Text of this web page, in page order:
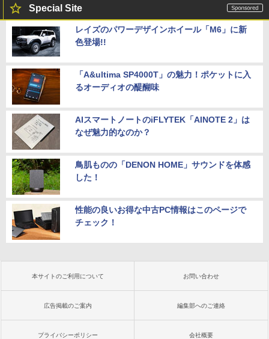
Special Site
レイズのパワーデザインホイール「M6」に新
色登場!!
「A&ultima SP4000T」の魅力！ポケットに入
るオーディオの醍醐味
AIスマートノートのiFLYTEK「AINOTE 2」は
なぜ魅力的なのか？
鳥肌ものの「DENON HOME」サウンドを体感
した！
性能の良いお得な中古PC情報はこのページで
チェック！
本サイトのご利用について お問い合わせ
広告掲載のご案内 編集部へのご連絡
プライバシーポリシー 会社概要